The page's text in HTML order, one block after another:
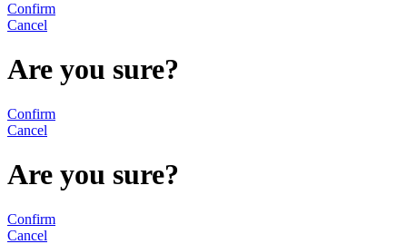
Confirm
Cancel
Are you sure?
Confirm
Cancel
Are you sure?
Confirm
Cancel